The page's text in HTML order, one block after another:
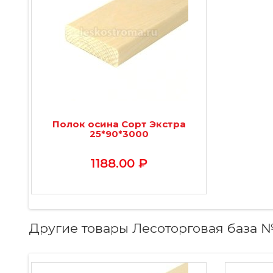
Полок осина Сорт Экстра
25*90*3000
1188.00 ₽
Другие товары Лесоторговая база